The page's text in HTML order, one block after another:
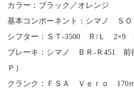
カラー：ブラック／オレンジ
基本コンポーネント：シマノ ＳＯ
シフター：ＳＴ-3500 Ｒ/Ｌ 2×9
ブレーキ：シマノ ＢＲ-Ｒ451 前
Ｐ）
クランク：ＦＳＡ Ｖｅｒｏ 170